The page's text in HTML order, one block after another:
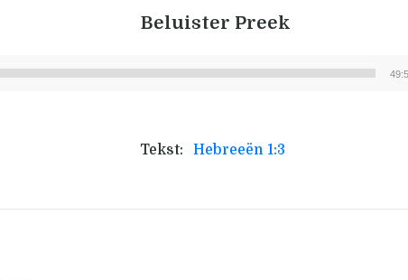
Beluister Preek
Tekst: Hebreeën 1:3